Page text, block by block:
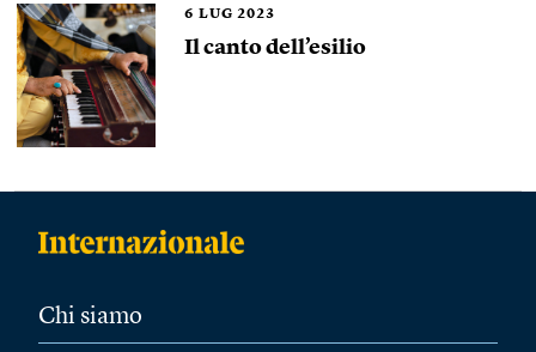
6 LUG 2023
Il canto dell’esilio
Chi siamo